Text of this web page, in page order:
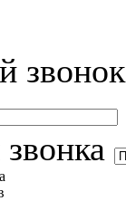
звонок